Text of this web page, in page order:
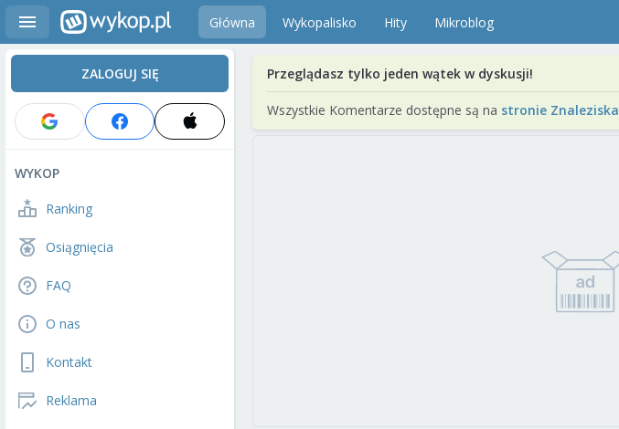
Główna Wykopalisko Hity Mikroblog
ZALOGUJ SIĘ
WYKOP
Ranking
Osiągnięcia
FAQ
O nas
Kontakt
Reklama
Przeglądasz tylko jeden wątek w dyskusji!
Wszystkie Komentarze dostępne są na stronie Znaleziska